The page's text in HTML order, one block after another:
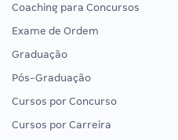
Coaching para Concursos
Exame de Ordem
Graduação
Pós-Graduação
Cursos por Concurso
Cursos por Carreira